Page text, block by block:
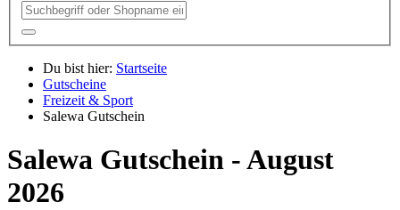
Du bist hier: Startseite
Gutscheine
Freizeit & Sport
Salewa Gutschein
Salewa Gutschein - August
2026